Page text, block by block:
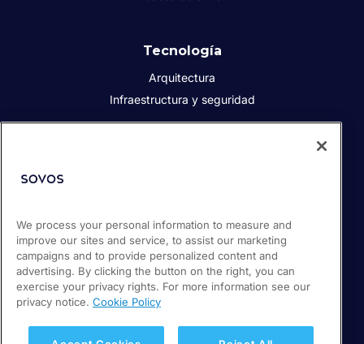
Tecnología
Arquitectura
Infraestructura y seguridad
Prensa
Empleos
Soporte / Portal de clientes
We process your personal information to measure and
improve our sites and service, to assist our marketing
campaigns and to provide personalized content and
advertising. By clicking the button on the right, you can
exercise your privacy rights. For more information see our
privacy notice. Cookie Policy